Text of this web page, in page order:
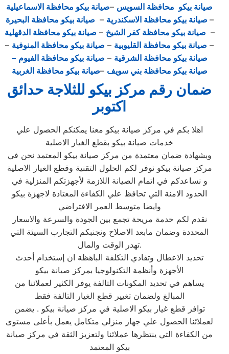
صيانة بيكو محافظة السويس –صيانة بيكو محافظة الاسماعيلية
– صيانة بيكو محافظة الاسكندرية – صيانة بيكو محافظة البحيرة
– صيانة بيكو محافظة كفر الشيخ – صيانة بيكو محافظة الدقهلية
– صيانة بيكو محافظة القليوبية – صيانة بيكو محافظة المنوفية –
صيانة بيكو محافظة الشرقية – صيانة بيكو محافظة الفيوم –
صيانة بيكو محافظة بني سويف –صيانة بيكو محافظة الغربية
ضمان رقم مركز بيكو للثلاجة حدائق
اكتوبر
اهلا بكم في مركز صيانة بيكو معنا يمكنكم الحصول علي
خدمات صيانة بيكو بقطع الغيار الاصلية
وبشهادة ضمان معتمدة من مركز صيانة بيكو المعتمد نحن في
مركز صيانة بيكو نوفر لكم الحلول التقنية وقطع الغيار الاصلية
و نساعدكم في اتمام الصيانة اللازمة لأجهزتكم المنزلية في
الحدود الامنة التي تحافظ علي الكفاءة المعتادة لاجهزة بيكو
وايضا متوسط العمر الافتراضي
نقدم لكم خدمة مريحة تجمع بين الجودة والسرعة والاسعار
المحددة وضمان مابعد الاصلاح ونجنبكم التجارب السيئة التي
تهدر الوقت والمال.
تحديد الاعطال وتفادي التكلفة الباهظة ان إستخدام أحدث
الأجهزة وأنظمة التكنولوجيا بمركز صيانة بيكو
يساهم في تحديد المكونات التالفة يوفر الكثير لعملائنا من
المبالغ ولضمان تغيير قطع الغيار التالفة فقط
توافر قطع غيار بيكو الاصلية في مركز صيانة بيكو . يضمن
لعملائنا الحصول علي جهاز منزلي متكامل يعمل بأعلى مستوى
من الكفاءة التي ينتظرها عملائنا ولتعزيز الثقة في مركز صيانة
بيكو المعتمد